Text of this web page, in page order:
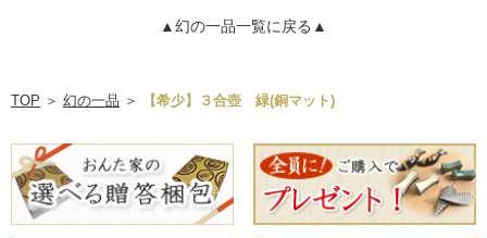
▲幻の一品一覧に戻る▲
TOP ＞ 幻の一品 ＞ 【希少】３合壺 緑(銅マット)